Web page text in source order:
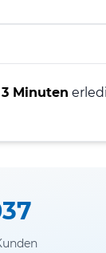
3 Minuten